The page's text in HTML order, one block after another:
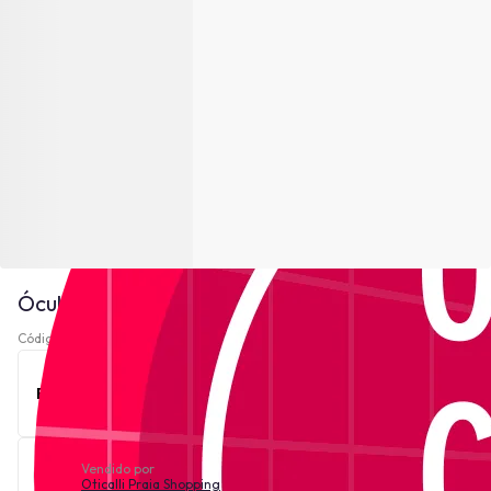
Óculos de Grau Lacoste L2741 - Preto
Código 220490- Ver descrição
Este produto está indisponível no momento.
Vendido por
Oticalli Praia Shopping